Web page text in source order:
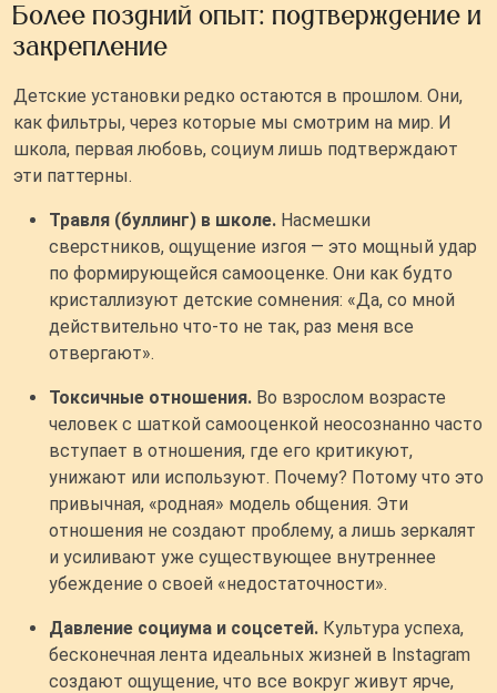
Более поздний опыт: подтверждение и
закрепление
Детские установки редко остаются в прошлом. Они,
как фильтры, через которые мы смотрим на мир. И
школа, первая любовь, социум лишь подтверждают
эти паттерны.
Травля (буллинг) в школе. Насмешки
сверстников, ощущение изгоя — это мощный удар
по формирующейся самооценке. Они как будто
кристаллизуют детские сомнения: «Да, со мной
действительно что-то не так, раз меня все
отвергают».
Токсичные отношения. Во взрослом возрасте
человек с шаткой самооценкой неосознанно часто
вступает в отношения, где его критикуют,
унижают или используют. Почему? Потому что это
привычная, «родная» модель общения. Эти
отношения не создают проблему, а лишь зеркалят
и усиливают уже существующее внутреннее
убеждение о своей «недостаточности».
Давление социума и соцсетей. Культура успеха,
бесконечная лента идеальных жизней в Instagram
создают ощущение, что все вокруг живут ярче,